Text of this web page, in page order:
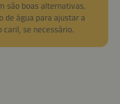
são boas alternativas.
de água para ajustar a
caril, se necessário.